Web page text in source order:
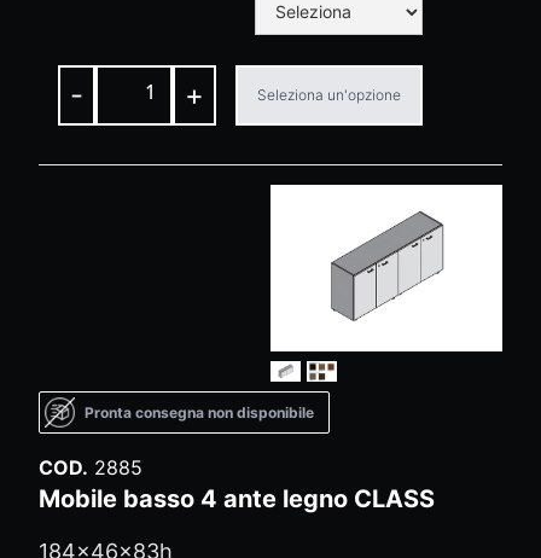
- + Seleziona un'opzione
Pronta consegna non disponibile
COD. 2885
Mobile basso 4 ante legno CLASS
184x46x83h